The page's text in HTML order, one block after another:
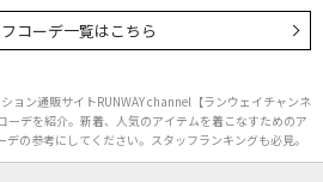
コーデ一覧はこちら
ョン通販サイトRUNWAY channel【ランウェイチャンネ
ーデを紹介。新着、人気のアイテムを着こなすためのア
の参考にしてください。スタッフランキングも必見。